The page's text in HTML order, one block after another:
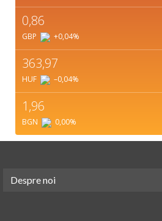
0,86
GBP +0,04%
363,97
HUF –0,04%
1,96
BGN 0,00%
Despre noi